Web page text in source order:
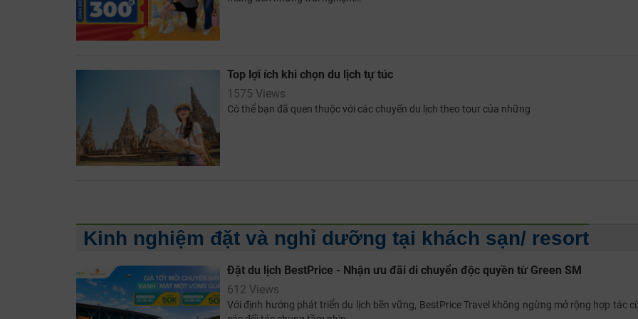
Top lợi ích khi chọn du lịch tự túc
1575 Views
Có thể bạn đã quen thuộc với các chuyến du lịch theo tour của những
Kinh nghiệm đặt và nghỉ dưỡng tại khách sạn/ resort
Đặt du lịch BestPrice - Nhận ưu đãi di chuyển độc quyền từ Green SM
612 Views
Với định hướng phát triển du lịch bền vững, BestPrice Travel không ngừng mở rộng hợp tác